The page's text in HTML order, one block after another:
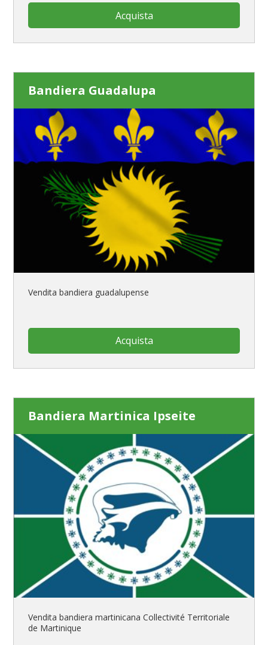
Acquista
Bandiera Guadalupa
Vendita bandiera guadalupense
Acquista
Bandiera Martinica Ipseite
Vendita bandiera martinicana Collectivité Territoriale
de Martinique